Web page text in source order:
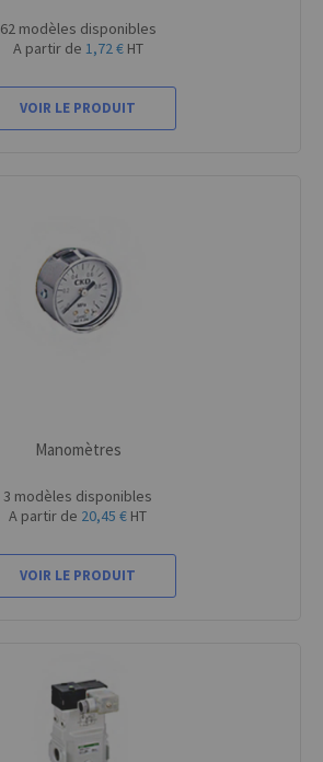
62 modèles disponibles
A partir de 1,72 € HT
VOIR LE PRODUIT
Manomètres
3 modèles disponibles
A partir de 20,45 € HT
VOIR LE PRODUIT